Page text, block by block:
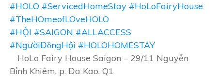
#HOLO #ServicedHomeStay #HoLoFairyHouse
#TheHOmeofLOveHOLO
#HỘI #SAIGON #ALLACCESS
#NgườiĐồngHội #HOLOHOMESTAY
HoLo Fairy House Saigon – 29/11 Nguyễn
Bỉnh Khiêm, p. Đa Kao, Q1